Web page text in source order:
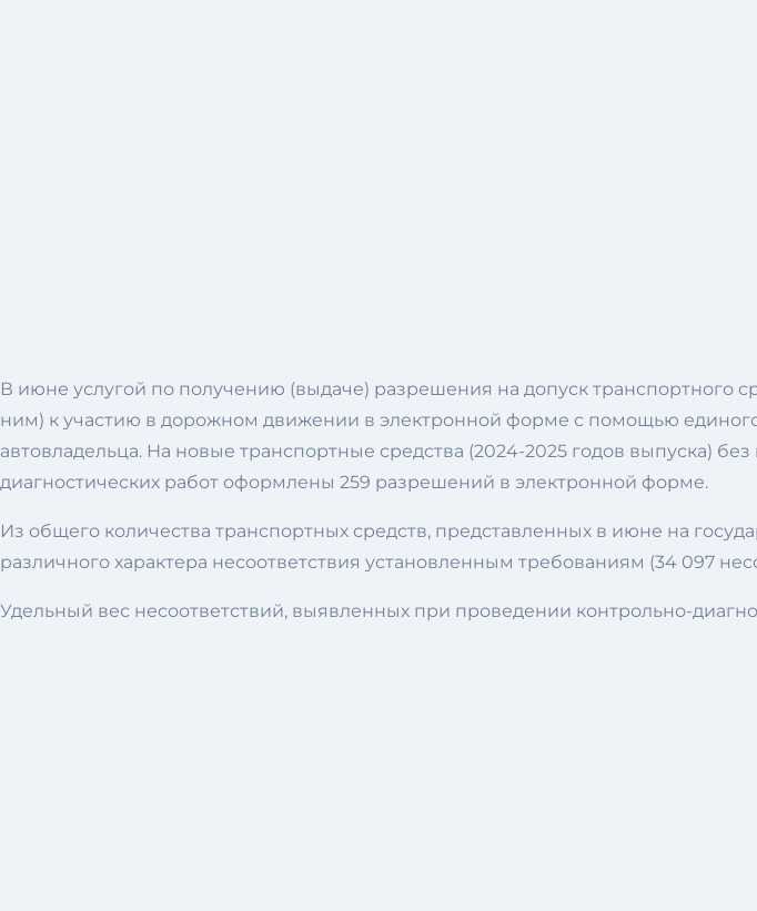
В июне услугой по получению (выдаче) разрешения на допуск транспортного
ним) к участию в дорожном движении в электронной форме с помощью единого
автовладельца. На новые транспортные средства (2024-2025 годов выпуска)
диагностических работ оформлены 259 разрешений в электронной форме.
Из общего количества транспортных средств, представленных в июне на
различного характера несоответствия установленным требованиям (34 097
Удельный вес несоответствий, выявленных при проведении контрольно-